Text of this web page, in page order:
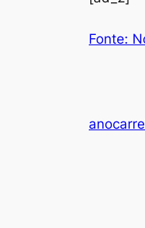
Fonte:
ano